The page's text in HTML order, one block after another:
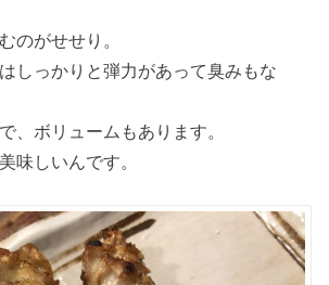
のがせせり。
しっかりと弾力があって臭みもな
、ボリュームもあります。
味しいんです。